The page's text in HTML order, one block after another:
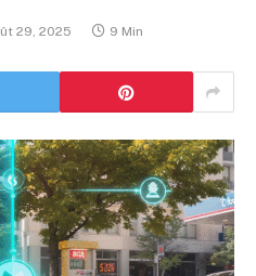
29, 2025 9 Min